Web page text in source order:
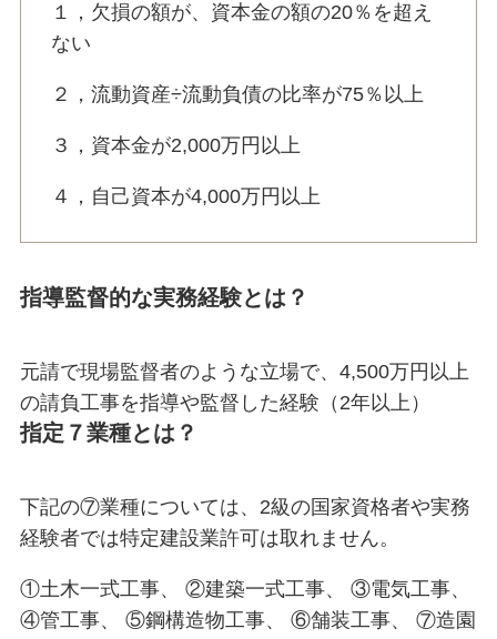
１，欠損の額が、資本金の額の20％を超え
ない
２，流動資産÷流動負債の比率が75％以上
３，資本金が2,000万円以上
４，自己資本が4,000万円以上
指導監督的な実務経験とは？
元請で現場監督者のような立場で、4,500万円以上
の請負工事を指導や監督した経験（2年以上）
指定７業種とは？
下記の⑦業種については、2級の国家資格者や実務
経験者では特定建設業許可は取れません。
①土木一式工事、 ②建築一式工事、 ③電気工事、
④管工事、 ⑤鋼構造物工事、 ⑥舗装工事、 ⑦造園